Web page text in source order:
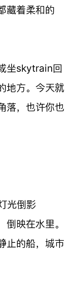
藏着柔和的
坐skytrain回
地方。今天就
落，也许你也
光倒影
映在水里。
止的船，城市